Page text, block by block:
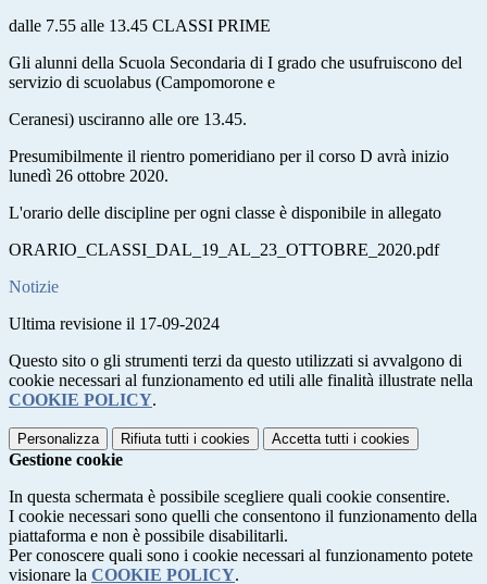
dalle 7.55 alle 13.45 CLASSI PRIME
Gli alunni della Scuola Secondaria di I grado che usufruiscono del
servizio di scuolabus (Campomorone e
Ceranesi) usciranno alle ore 13.45.
Presumibilmente il rientro pomeridiano per il corso D avrà inizio
lunedì 26 ottobre 2020.
L'orario delle discipline per ogni classe è disponibile in allegato
ORARIO_CLASSI_DAL_19_AL_23_OTTOBRE_2020.pdf
Notizie
Ultima revisione il 17-09-2024
Questo sito o gli strumenti terzi da questo utilizzati si avvalgono di
cookie necessari al funzionamento ed utili alle finalità illustrate nella
COOKIE POLICY.
Personalizza Rifiuta tutti i cookies Accetta tutti i cookies
Gestione cookie
In questa schermata è possibile scegliere quali cookie consentire.
I cookie necessari sono quelli che consentono il funzionamento della
piattaforma e non è possibile disabilitarli.
Per conoscere quali sono i cookie necessari al funzionamento potete
visionare la COOKIE POLICY.